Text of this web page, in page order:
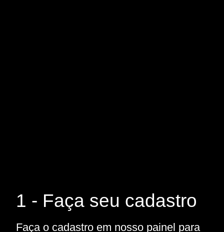
1 - Faça seu cadastro
Faça o cadastro em nosso painel para